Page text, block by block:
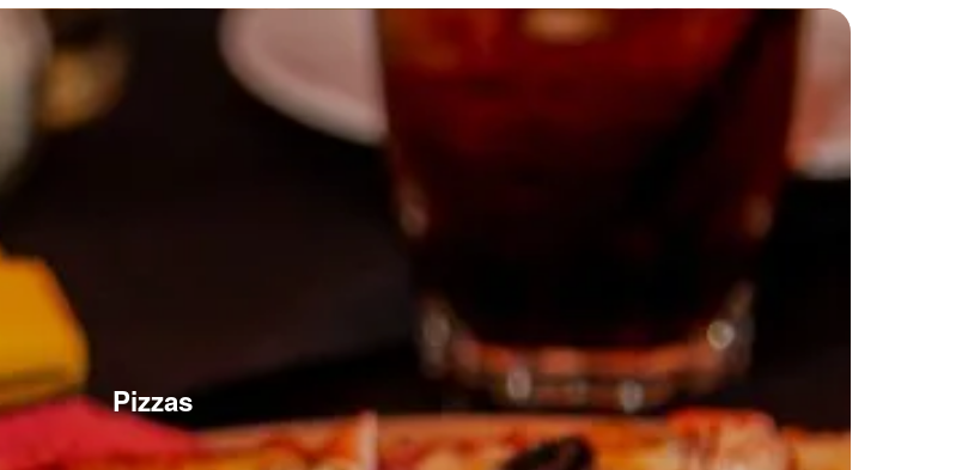
Pizzas